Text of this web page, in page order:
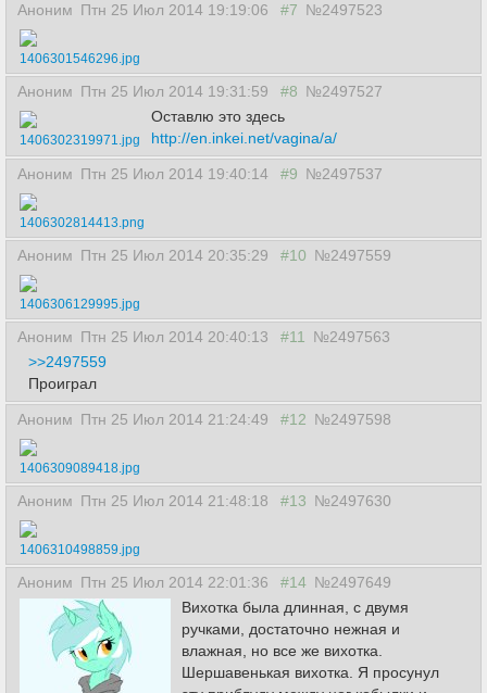
Аноним Птн 25 Июл 2014 19:19:06 #7 №2497523
1406301546296.jpg
Аноним Птн 25 Июл 2014 19:31:59 #8 №2497527
1406302319971.jpg
Оставлю это здесь
http://en.inkei.net/vagina/a/
Аноним Птн 25 Июл 2014 19:40:14 #9 №2497537
1406302814413.png
Аноним Птн 25 Июл 2014 20:35:29 #10 №2497559
1406306129995.jpg
Аноним Птн 25 Июл 2014 20:40:13 #11
№2497563
>>2497559
Проиграл
Аноним Птн 25 Июл 2014 21:24:49 #12 №2497598
1406309089418.jpg
Аноним Птн 25 Июл 2014 21:48:18 #13 №2497630
1406310498859.jpg
Аноним Птн 25 Июл 2014 22:01:36 #14 №2497649
Вихотка была длинная, с двумя
ручками, достаточно нежная и
влажная, но все же вихотка.
Шершавенькая вихотка. Я просунул